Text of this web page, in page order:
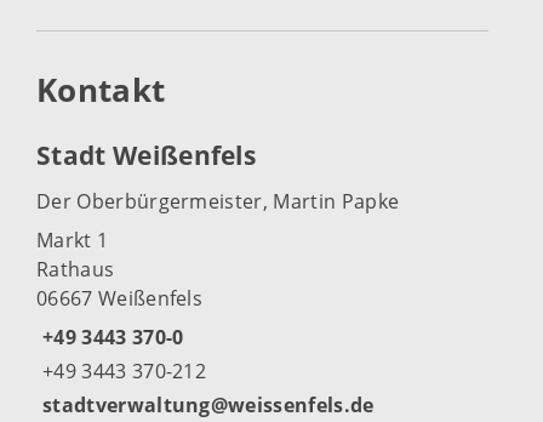
Kontakt
Stadt Weißenfels
Der Oberbürgermeister, Martin Papke
Markt 1
Rathaus
06667 Weißenfels
+49 3443 370-0
+49 3443 370-212
stadtverwaltung@weissenfels.de